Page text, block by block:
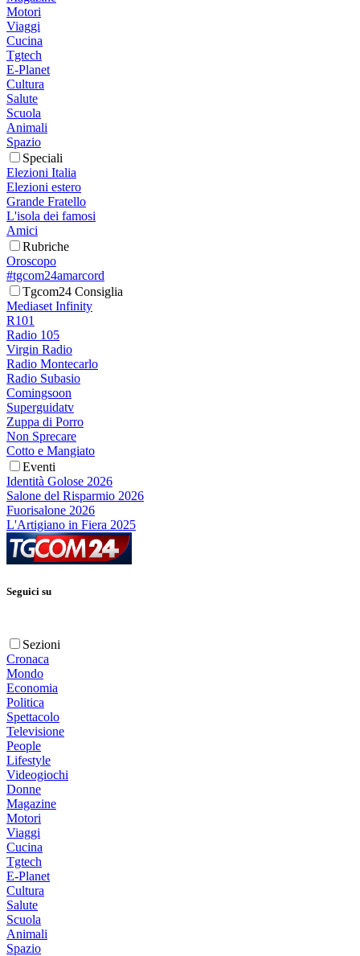
Motori
Viaggi
Cucina
Tgtech
E-Planet
Cultura
Salute
Scuola
Animali
Spazio
Speciali
Elezioni Italia
Elezioni estero
Grande Fratello
L'isola dei famosi
Amici
Rubriche
Oroscopo
#tgcom24amarcord
Tgcom24 Consiglia
Mediaset Infinity
R101
Radio 105
Virgin Radio
Radio Montecarlo
Radio Subasio
Comingsoon
Superguidatv
Zuppa di Porro
Non Sprecare
Cotto e Mangiato
Eventi
Identità Golose 2026
Salone del Risparmio 2026
Fuorisalone 2026
L'Artigiano in Fiera 2025
Seguici su
Sezioni
Cronaca
Mondo
Economia
Politica
Spettacolo
Televisione
People
Lifestyle
Videogiochi
Donne
Magazine
Motori
Viaggi
Cucina
Tgtech
E-Planet
Cultura
Salute
Scuola
Animali
Spazio